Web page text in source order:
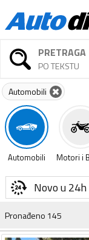
PRETRAGA
PO TEKSTU
Automobili
Automobili Motori i
Novo u 24h
Pronađeno 145